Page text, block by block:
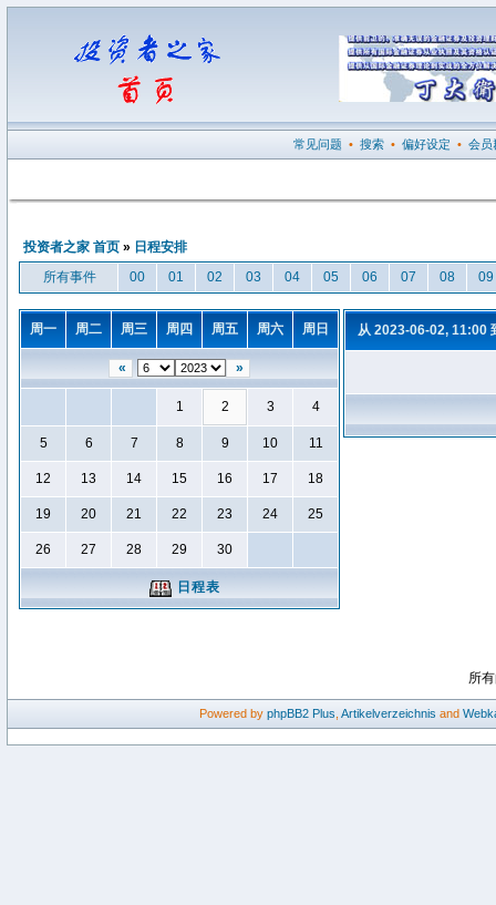
常见问题 • 搜索 • 偏好设定 • 会员
投资者之家 首页 » 日程安排
所有事件
00 01 02 03 04 05 06 07 08 09
周一 周二 周三 周四 周五 周六 周日
« »
1 2 3 4
5 6 7 8 9 10 11
12 13 14 15 16 17 18
19 20 21 22 23 24 25
26 27 28 29 30
日程表
从 2023-06-02, 11:00
所
Powered by phpBB2 Plus Artikelverzeichnis and